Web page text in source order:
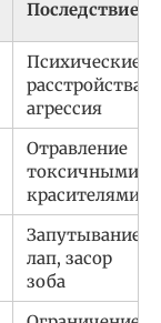
Последствие
Психические
расстройства,
агрессия
Отравление
токсичными
красителями
Запутывание
лап, засор
зоба